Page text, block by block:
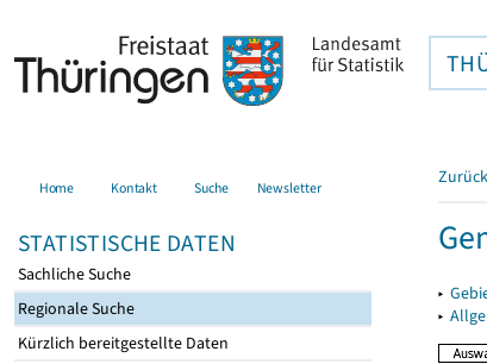
Home Kontakt Suche Newsletter
STATISTISCHE DATEN
Sachliche Suche
Regionale Suche
Kürzlich bereitgestellte Daten
Zurück
▸
▸